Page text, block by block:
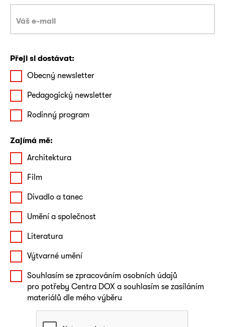
Přeji si dostávat:
Obecný newsletter
Pedagogický newsletter
Rodinný program
Zajímá mě:
Architektura
Film
Divadlo a tanec
Umění a společnost
Literatura
Výtvarné umění
Souhlasím se zpracováním osobních údajů
pro potřeby Centra DOX a souhlasím se zasíláním
materiálů dle mého výběru